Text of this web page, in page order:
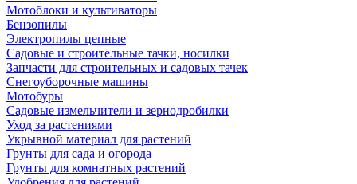
Мотоблоки и культиваторы
Бензопилы
Электропилы цепные
Садовые и строительные тачки, носилки
Запчасти для строительных и садовых тачек
Снегоуборочные машины
Мотобуры
Садовые измельчители и зернодробилки
Уход за растениями
Укрывной материал для растений
Грунты для сада и огорода
Грунты для комнатных растений